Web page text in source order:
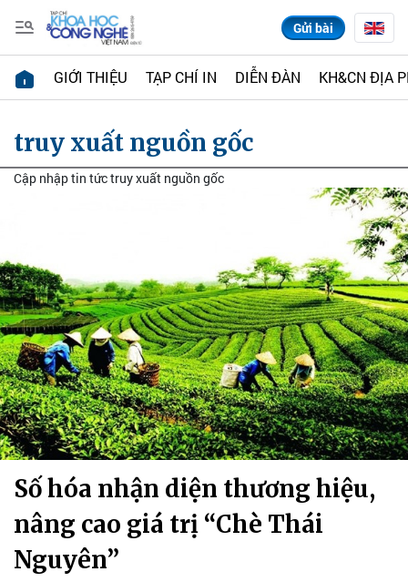
Gửi bài
GIỚI THIỆU TẠP CHÍ IN DIỄN ĐÀN KH&CN ĐỊA
truy xuất nguồn gốc
Cập nhập tin tức truy xuất nguồn gốc
Số hóa nhận diện thương hiệu,
nâng cao giá trị “Chè Thái
Nguyên”